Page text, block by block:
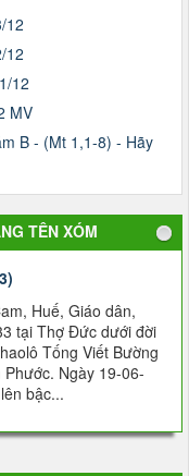
12
12
12
MV
B - (Mt 1,1-8) - Hãy
TÊN XÓM
Huế, Giáo dân,
tại Thợ Ðức dưới đời
Tống Viết Bường
Ngày 19-06-
bậc...